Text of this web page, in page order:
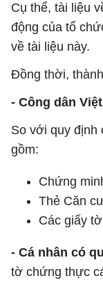
Cụ thể, tài liệu
động của tổ
về tài liệu này.
Đồng thời,
- Công dân
So với quy định
gồm:
Chứng
Thẻ Căn
Các giấy
- Cá nhân có
tờ chứng thực